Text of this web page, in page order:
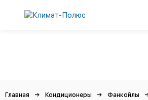
Главная Кондиционеры Фанкойлы